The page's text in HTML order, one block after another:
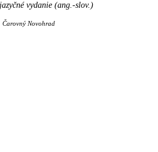
vydanie (ang.-slov.)